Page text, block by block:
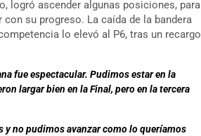
logró ascender algunas posiciones, para
su progreso. La caída de la bandera
lo elevó al P6, tras un recargo
fue espectacular. Pudimos estar en la
largar bien en la Final, pero en la tercera
y no pudimos avanzar como lo queríamos